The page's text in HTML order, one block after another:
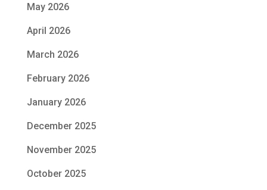
May 2026
April 2026
March 2026
February 2026
January 2026
December 2025
November 2025
October 2025